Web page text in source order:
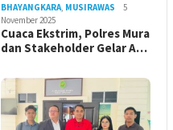
BHAYANGKARA, MUSIRAWAS
5
November 2025
Cuaca Ekstrim, Polres Mura
dan Stakeholder Gelar A…